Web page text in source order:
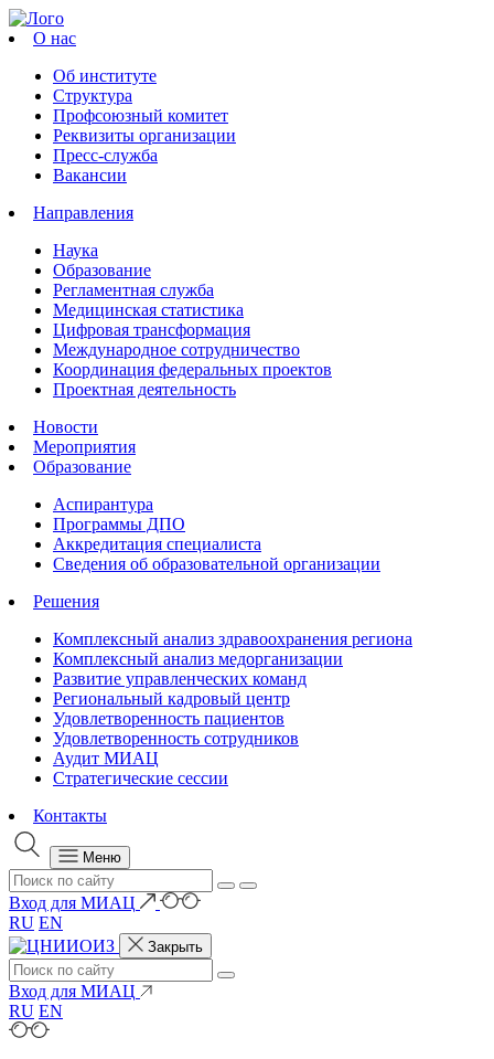
О нас
Об институте
Структура
Профсоюзный комитет
Реквизиты организации
Пресс-служба
Вакансии
Направления
Наука
Образование
Регламентная служба
Медицинская статистика
Цифровая трансформация
Международное сотрудничество
Координация федеральных проектов
Проектная деятельность
Новости
Мероприятия
Образование
Аспирантура
Программы ДПО
Аккредитация специалиста
Сведения об образовательной организации
Решения
Комплексный анализ здравоохранения региона
Комплексный анализ медорганизации
Развитие управленческих команд
Региональный кадровый центр
Удовлетворенность пациентов
Удовлетворенность сотрудников
Аудит МИАЦ
Стратегические сессии
Контакты
Меню
Вход для МИАЦ
RU EN
Закрыть
Вход для МИАЦ
RU EN